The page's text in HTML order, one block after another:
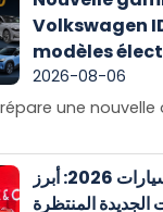
Volkswagen
modèles
arrivent,
Maroc ?
2026-08-06
une nouvelle
معرض باريس للسيارات 2026: أبرز
الجديدة المنتظرة